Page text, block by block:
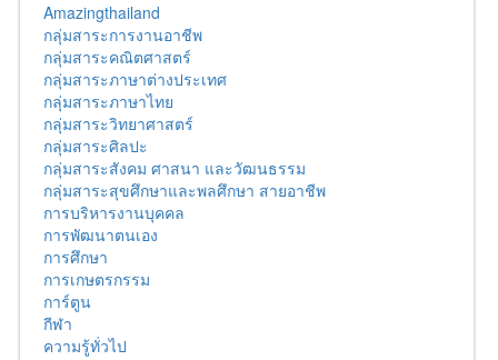
Amazingthailand
กลุ่มสาระการงานอาชีพ
กลุ่มสาระคณิตศาสตร์
กลุ่มสาระภาษาต่างประเทศ
กลุ่มสาระภาษาไทย
กลุ่มสาระวิทยาศาสตร์
กลุ่มสาระศิลปะ
กลุ่มสาระสังคม ศาสนา และวัฒนธรรม
กลุ่มสาระสุขศึกษาและพลศึกษา สายอาชีพ
การบริหารงานบุคคล
การพัฒนาตนเอง
การศึกษา
การเกษตรกรรม
การ์ตูน
กีฬา
ความรู้ทั่วไป